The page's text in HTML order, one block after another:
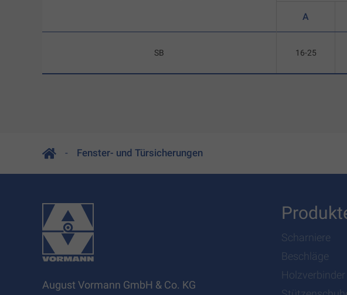
SB
A
16-25
Fenster- und Türsicherungen
August Vormann GmbH & Co. KG
Scharniere
Beschläge
Holzverbinder